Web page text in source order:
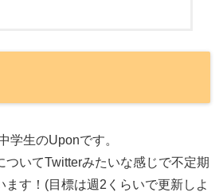
学生のUponです。
ついてTwitterみたいな感じで不定期
ます！(目標は週2くらいで更新しよ